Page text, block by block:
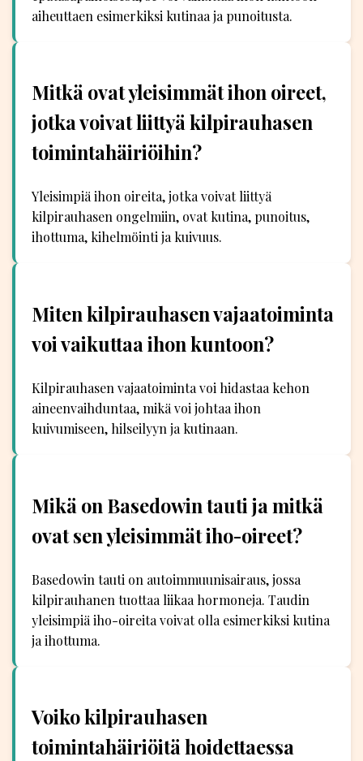
aiheuttaen esimerkiksi kutinaa ja punoitusta.
Mitkä ovat yleisimmät ihon oireet,
jotka voivat liittyä kilpirauhasen
toimintahäiriöihin?
Yleisimpiä ihon oireita, jotka voivat liittyä
kilpirauhasen ongelmiin, ovat kutina, punoitus,
ihottuma, kihelmöinti ja kuivuus.
Miten kilpirauhasen vajaatoiminta
voi vaikuttaa ihon kuntoon?
Kilpirauhasen vajaatoiminta voi hidastaa kehon
aineenvaihduntaa, mikä voi johtaa ihon
kuivumiseen, hilseilyyn ja kutinaan.
Mikä on Basedowin tauti ja mitkä
ovat sen yleisimmät iho-oireet?
Basedowin tauti on autoimmuunisairaus, jossa
kilpirauhanen tuottaa liikaa hormoneja. Taudin
yleisimpiä iho-oireita voivat olla esimerkiksi kutina
ja ihottuma.
Voiko kilpirauhasen
toimintahäiriöitä hoidettaessa